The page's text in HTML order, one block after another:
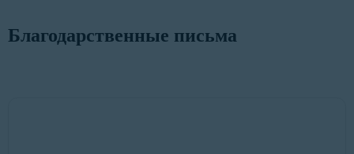
Благодарственные письма